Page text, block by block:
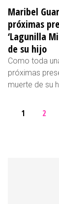
Maribel
próximas
‘Lagunilla
de su hijo
Como toda
próximas
muerte de su
1 2